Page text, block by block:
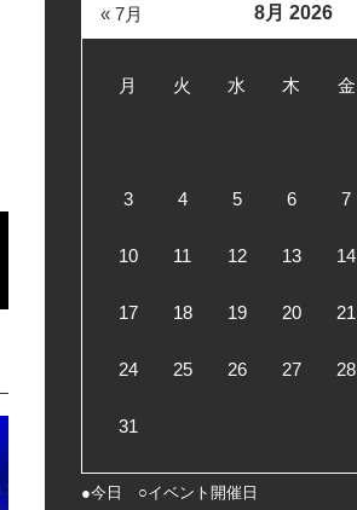
8月 2026
月 火 水 木 金
3 4 5 6 7
10 11 12 13 14
17 18 19 20 21
24 25 26 27 28
31
« 7月
●今日 ○イベント開催日